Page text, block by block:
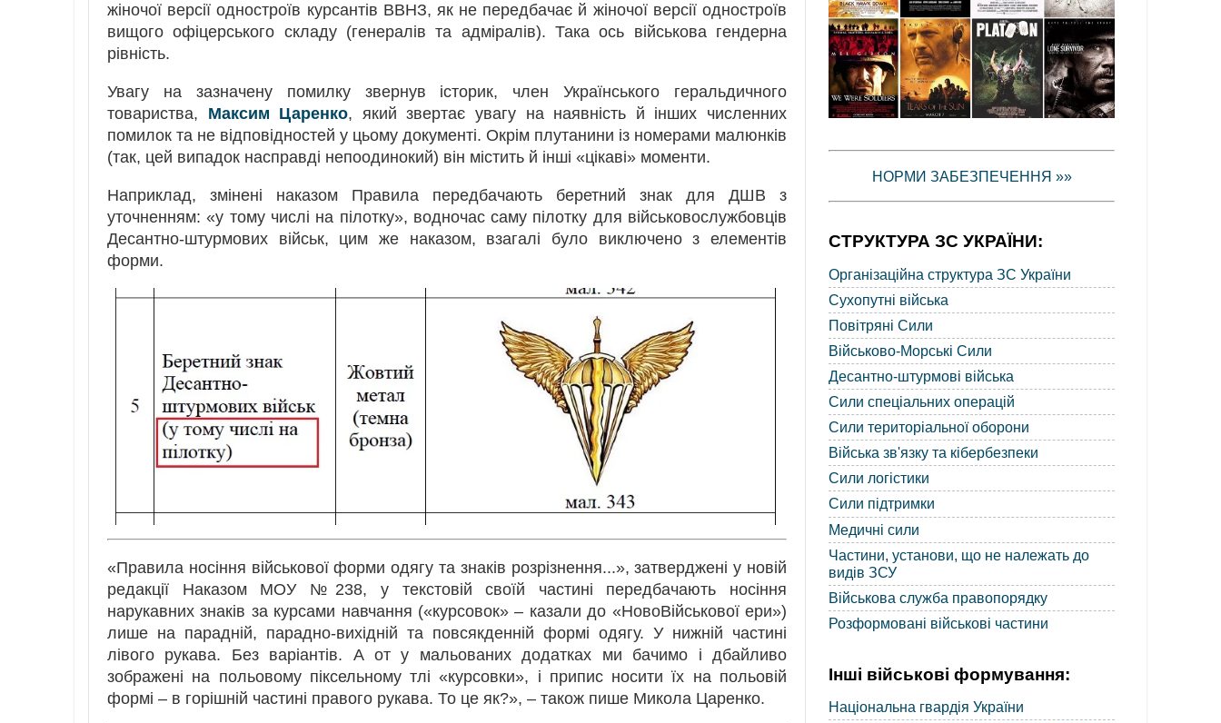
жіночої версії одностроїв курсантів ВВНЗ, як не передбачає й жіночої версії одностроїв
вищого офіцерського складу (генералів та адміралів). Така ось військова гендерна
рівність.
Увагу на зазначену помилку звернув історик, член Українського геральдичного
товариства, Максим Царенко, який звертає увагу на наявність й інших численних
помилок та не відповідностей у цьому документі. Окрім плутанини із номерами малюнків
(так, цей випадок насправді непоодинокий) він містить й інші «цікаві» моменти.
Наприклад, змінені наказом Правила передбачають беретний знак для ДШВ з
уточненням: «у тому числі на пілотку», водночас саму пілотку для військовослужбовців
Десантно-штурмових військ, цим же наказом, взагалі було виключено з елементів
форми.
«Правила носіння військової форми одягу та знаків розрізнення...», затверджені у новій
редакції Наказом МОУ №238, у текстовій своїй частині передбачають носіння
нарукавних знаків за курсами навчання («курсовок» – казали до «НовоВійськової ери»)
лише на парадній, парадно-вихідній та повсякденній формі одягу. У нижній частині
лівого рукава. Без варіантів. А от у мальованих додатках ми бачимо і дбайливо
зображені на польовому піксельному тлі «курсовки», і припис носити їх на польовій
формі – в горішній частині правого рукава. То це як?», – також пише Микола Царенко.
НОРМИ ЗАБЕЗПЕЧЕННЯ »»
СТРУКТУРА ЗС УКРАЇНИ:
Організаційна структура ЗС України
Сухопутні війська
Повітряні Сили
Військово-Морські Сили
Десантно-штурмові війська
Сили спеціальних операцій
Сили територіальної оборони
Війська зв'язку та кібербезпеки
Сили логістики
Сили підтримки
Медичні сили
Частини, установи, що не належать до
видів ЗСУ
Військова служба правопорядку
Розформовані військові частини
Інші військові формування:
Національна гвардія України